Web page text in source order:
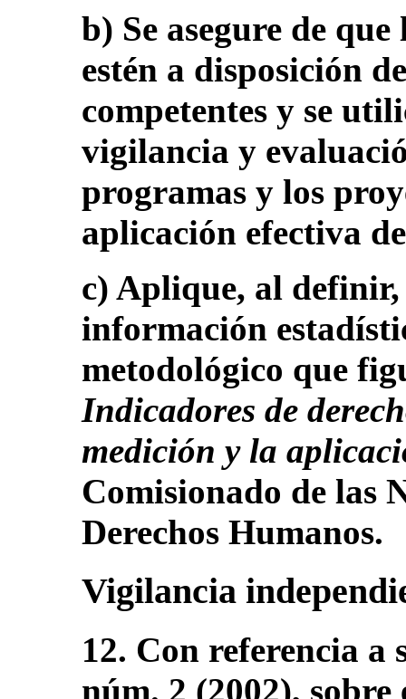
b) Se asegure de
estén a disposición
competentes y se
vigilancia y
programas y los
aplicación efectiva
c) Aplique, al
información
metodológico que
Indicadores de
medición y la
Comisionado de las
Derechos Humanos.
Vigilancia
12. Con referencia a
núm. 2 (2002), sobre